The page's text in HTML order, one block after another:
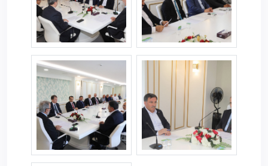
yekiimza3.jpg yekiimza5.jpg
yekiimza6.jpg yetkiimza3.jpg